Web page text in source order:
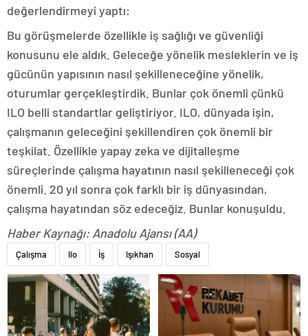
değerlendirmeyi yaptı:
Bu görüşmelerde özellikle iş sağlığı ve güvenliği
konusunu ele aldık. Geleceğe yönelik mesleklerin ve iş
gücünün yapısının nasıl şekilleneceğine yönelik,
oturumlar gerçekleştirdik. Bunlar çok önemli çünkü
ILO belli standartlar geliştiriyor. ILO, dünyada işin,
çalışmanın geleceğini şekillendiren çok önemli bir
teşkilat. Özellikle yapay zeka ve dijitalleşme
süreçlerinde çalışma hayatının nasıl şekilleneceği çok
önemli. 20 yıl sonra çok farklı bir iş dünyasından,
çalışma hayatından söz edeceğiz. Bunlar konuşuldu.
Haber Kaynağı: Anadolu Ajansı (AA)
Çalışma Ilo İş Işıkhan Sosyal